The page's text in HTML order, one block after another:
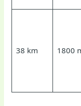
38 km 1800